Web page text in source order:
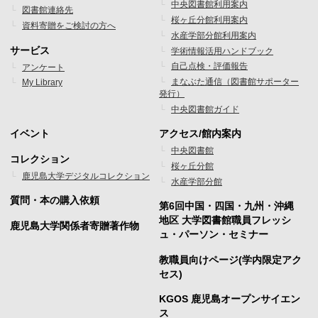
ー
メ
ニ
ュ
1
図書館連絡先
資料寄贈をご検討の方へ
サービス
アンケート
My Library
ー
メ
ニ
ュ
ー
2
中央図書館利用案内
桜ヶ丘分館利用案内
水産学部分館利用案内
学術情報活用ハンドブック
自己点検・評価報告
まなぶた通信（図書館サポーター
発行）
中央図書館ガイド
フ
ッ
タ
ー
イベント
コレクション
鹿児島大学デジタルコレクション
質問・本の購入依頼
鹿児島大学関係者寄贈著作物
フ
ッ
タ
ー
メ
ニ
ュ
アクセス/館内案内
中央図書館
桜ヶ丘分館
水産学部分館
第6回中国・四国・九州・沖縄
地区 大学図書館職員フレッシ
ュ・パーソン・セミナー
教職員向けページ(学内限定アク
セス)
KGOS 鹿児島オープンサイエン
ス